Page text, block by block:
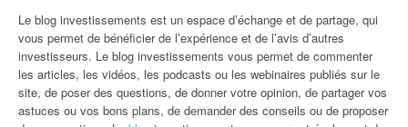
Le blog investissements est un espace d’échange et de partage, qui
vous permet de bénéficier de l’expérience et de l’avis d’autres
investisseurs. Le blog investissements vous permet de commenter
les articles, les vidéos, les podcasts ou les webinaires publiés sur le
site, de poser des questions, de donner votre opinion, de partager vos
astuces ou vos bons plans, de demander des conseils ou de proposer